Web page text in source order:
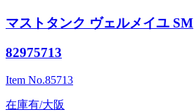
マストタンク ヴェルメイユ SM
82975713
Item No.85713
在庫有/大阪